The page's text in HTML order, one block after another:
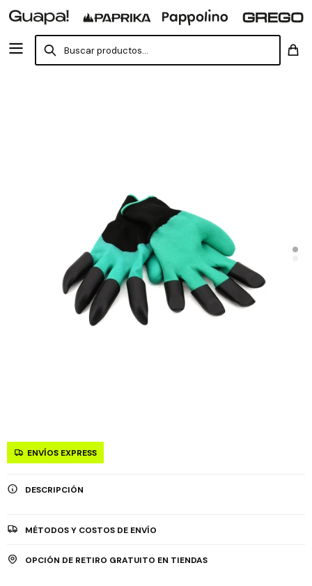
ENVÍOS EXPRESS
DESCRIPCIÓN
MÉTODOS Y COSTOS DE ENVÍO
OPCIÓN DE RETIRO GRATUITO EN TIENDAS